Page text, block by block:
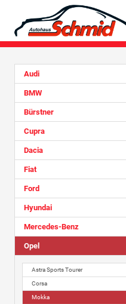
Audi
BMW
Bürstner
Cupra
Dacia
Fiat
Ford
Hyundai
Mercedes-Benz
Opel
Astra Sports Tourer
Corsa
Mokka